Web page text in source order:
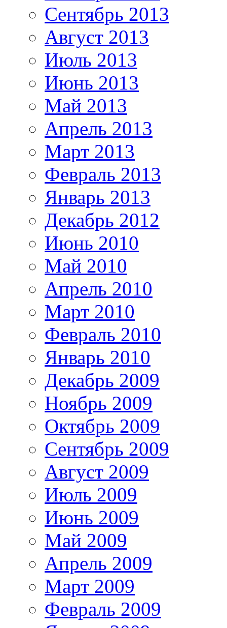
Сентябрь 2013
Август 2013
Июль 2013
Июнь 2013
Май 2013
Апрель 2013
Март 2013
Февраль 2013
Январь 2013
Декабрь 2012
Июнь 2010
Май 2010
Апрель 2010
Март 2010
Февраль 2010
Январь 2010
Декабрь 2009
Ноябрь 2009
Октябрь 2009
Сентябрь 2009
Август 2009
Июль 2009
Июнь 2009
Май 2009
Апрель 2009
Март 2009
Февраль 2009